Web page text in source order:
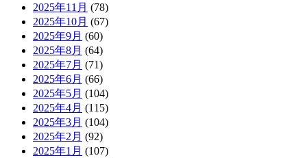
2025年11月 (78)
2025年10月 (67)
2025年9月 (60)
2025年8月 (64)
2025年7月 (71)
2025年6月 (66)
2025年5月 (104)
2025年4月 (115)
2025年3月 (104)
2025年2月 (92)
2025年1月 (107)